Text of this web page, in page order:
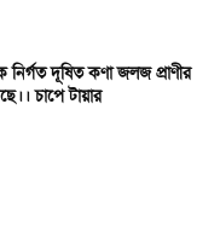
নির্গত দূষিত কণা জলজ প্রাণীর
চাপে টায়ার